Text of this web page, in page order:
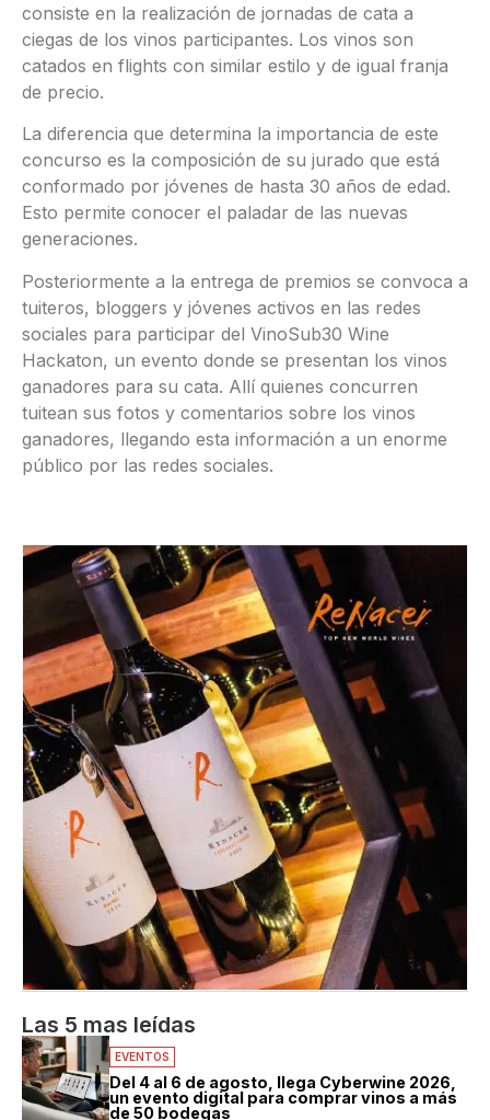
consiste en la realización de jornadas de cata a
ciegas de los vinos participantes. Los vinos son
catados en flights con similar estilo y de igual franja
de precio.
La diferencia que determina la importancia de este
concurso es la composición de su jurado que está
conformado por jóvenes de hasta 30 años de edad.
Esto permite conocer el paladar de las nuevas
generaciones.
Posteriormente a la entrega de premios se convoca a
tuiteros, bloggers y jóvenes activos en las redes
sociales para participar del VinoSub30 Wine
Hackaton, un evento donde se presentan los vinos
ganadores para su cata. Allí quienes concurren
tuitean sus fotos y comentarios sobre los vinos
ganadores, llegando esta información a un enorme
público por las redes sociales.
Las 5 mas leídas
EVENTOS
Del 4 al 6 de agosto, llega Cyberwine 2026,
un evento digital para comprar vinos a más
de 50 bodegas